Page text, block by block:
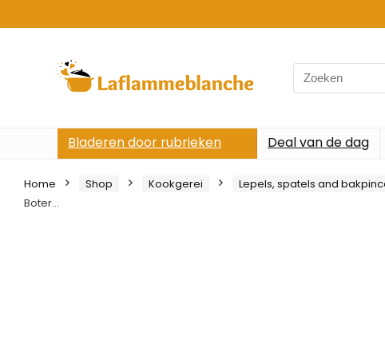
Search
for:
Bladeren door rubrieken Deal van de dag
Home Shop Kookgerei Lepels, spatels and
Boter…